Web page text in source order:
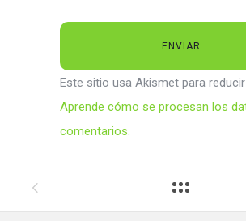
Este sitio usa Akismet para
Aprende cómo se procesan los
comentarios.